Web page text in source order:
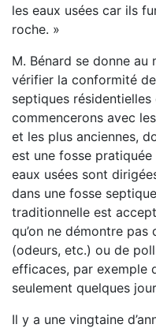
les eaux usées car ils
roche. »
M. Bénard se donne
vérifier la conformité
septiques
commencerons avec
et les plus anciennes,
est une fosse
eaux usées sont
dans une fosse
traditionnelle est
qu’on ne démontre pas
(odeurs, etc.) ou de
efficaces, par exemple
seulement quelques
Il y a une vingtaine